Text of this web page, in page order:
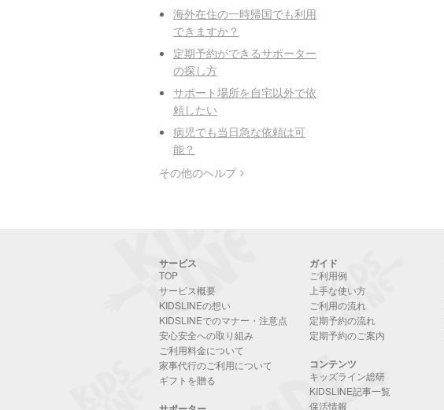
海外在住の一時帰国でも利用
できますか？
定期予約ができるサポーター
の探し方
サポート場所を自宅以外で依
頼したい
病児でも当日急な依頼は可
能？
その他のヘルプ
サービス
TOP
サービス概要
KIDSLINEの想い
KIDSLINEでのマナー・注意点
安心安全への取り組み
ご利用料金について
家事代行のご利用について
ギフトを贈る
ガイド
ご利用例
上手な使い方
ご利用の流れ
定期予約の流れ
定期予約のご案内
コンテンツ
キッズライン総研
KIDSLINE記事一覧
保活情報